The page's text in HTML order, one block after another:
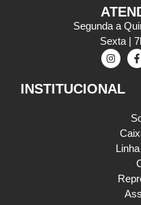
Segunda a
Sexta |
INSTITUCIONAL